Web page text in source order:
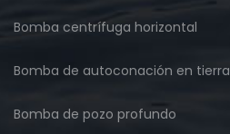
Bomba centrífuga horizontal
Bomba de autoconación en tierra
Bomba de pozo profundo